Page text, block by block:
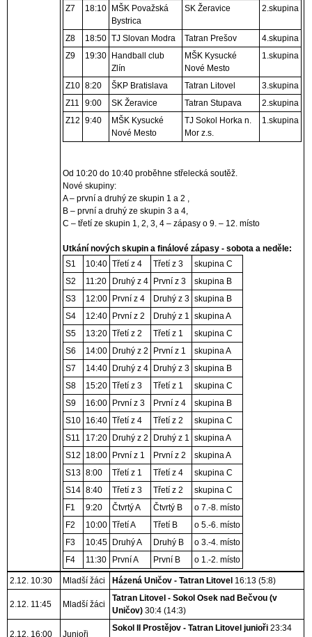
Z7
18:10
MŠK Považská
Bystrica
SK Žeravice 2.skupina
Z8 18:50 TJ Slovan Modra Tatran Prešov
4.skupina
Z9
19:30
Handball club
Zlín
MŠK Kysucké
Nové Mesto
1.skupina
Z10 8:20 ŠKP Bratislava Tatran Litovel
3.skupina
Z11
9:00 SK Žeravice Tatran Stupava
2.skupina
Z12
9:40
MŠK Kysucké
Nové Mesto
TJ Sokol Horka n.
Mor z.s.
1.skupina
Od 10:20 do 10:40 proběhne střelecká soutěž.
Nové skupiny:
A – první a druhý ze skupin 1 a 2 ,
B – první a druhý ze skupin 3 a 4,
C – třetí ze skupin 1, 2, 3, 4 – zápasy o 9. – 12. místo
Utkání nových skupin a finálové zápasy - sobota a neděle:
S1
10:40 Třetí z 4 Třetí z 3
skupina C
S2
11:20 Druhý z 4 První z 3
skupina B
S3
12:00 První z 4 Druhý z 3 skupina B
S4
12:40 První z 2 Druhý z 1
skupina A
S5
13:20 Třetí z 2 Třetí z 1
skupina C
S6
14:00 Druhý z 2 První z 1
skupina A
S7
14:40 Druhý z 4 Druhý z 3 skupina B
S8
15:20 Třetí z 3 Třetí z 1
skupina C
S9
16:00 První z 3 První z 4
skupina B
S10 16:40 Třetí z 4 Třetí z 2
skupina C
S11
17:20 Druhý z 2 Druhý z 1
skupina A
S12
18:00 První z 1 První z 2
skupina A
S13 8:00 Třetí z 1 Třetí z 4
skupina C
S14 8:40 Třetí z 3 Třetí z 2
skupina C
F1
9:20 Čtvrtý A Čtvrtý B
o 7.-8. místo
F2
10:00 Třetí A Třetí B
o 5.-6. místo
F3
10:45 Druhý A Druhý B
o 3.-4. místo
F4
11:30 První A První B o 1.-2. místo
2.12. 10:30 Mladší žáci Házená Uničov - Tatran Litovel 16:13 (5:8)
2.12. 11:45 Mladší žáci
Tatran Litovel - Sokol Osek nad Bečvou (v
Uničov) 30:4 (14:3)
2.12. 16:00 Junioři
Sokol II Prostějov - Tatran Litovel junioři 23:34